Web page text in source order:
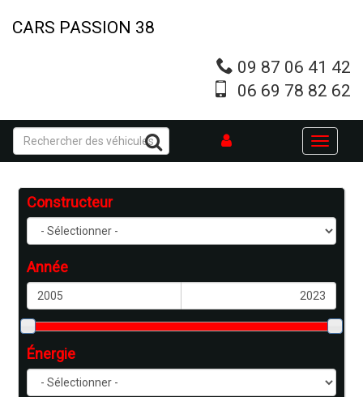
CARS PASSION 38
09 87 06 41 42
06 69 78 82 62
Toggle
Constructeur
Année
Énergie